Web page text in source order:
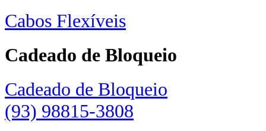
Cabos Flexíveis
Cadeado de Bloqueio
Cadeado de Bloqueio
(93) 98815-3808